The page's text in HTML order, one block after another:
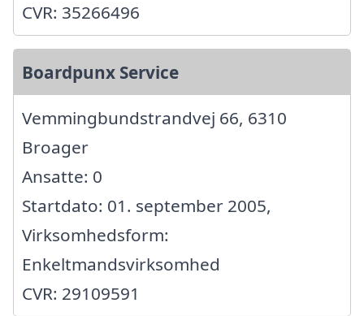
CVR: 35266496
Boardpunx Service
Vemmingbundstrandvej 66, 6310
Broager
Ansatte: 0
Startdato: 01. september 2005,
Virksomhedsform:
Enkeltmandsvirksomhed
CVR: 29109591